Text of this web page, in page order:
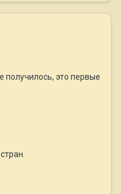
получилось, это первые